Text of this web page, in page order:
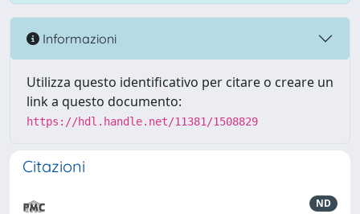
Informazioni
Utilizza questo identificativo per citare o creare un
link a questo documento:
https://hdl.handle.net/11381/1508829
Citazioni
ND